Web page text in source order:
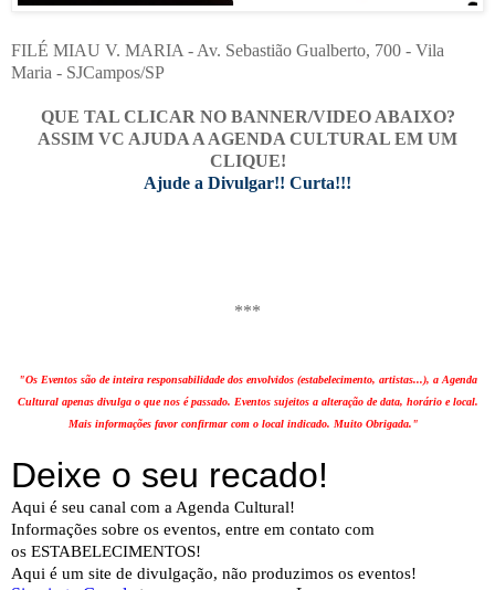
FILÉ MIAU V. MARIA - Av. Sebastião Gualberto, 700 - Vila
Maria - SJCampos/SP
QUE TAL CLICAR NO BANNER/VIDEO ABAIXO?
ASSIM VC AJUDA A AGENDA CULTURAL EM UM
CLIQUE!
Ajude a Divulgar!! Curta!!!
***
"Os Eventos são de inteira responsabilidade dos envolvidos (estabelecimento, artistas...), a Agenda
Cultural apenas divulga o que nos é passado. Eventos sujeitos a alteração de data, horário e local.
Mais informações favor confirmar com o local indicado. Muito Obrigada."